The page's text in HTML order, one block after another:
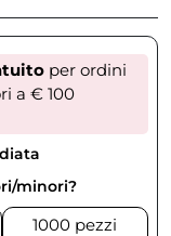
per ordini
a € 100
minori?
1000 pezzi